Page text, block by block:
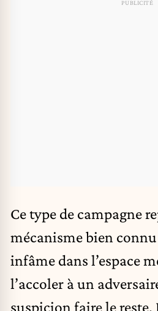
Ce type de campagne
mécanisme bien
infâme dans l’espace
l’accoler à un
suspicion faire le